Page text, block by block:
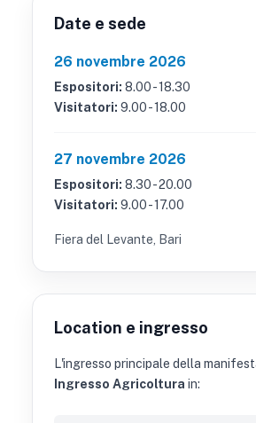
Date e sede
26 novembre 2026
Espositori: 8.00 - 18.30
Visitatori: 9.00 - 18.00
27 novembre 2026
Espositori: 8.30 - 20.00
Visitatori: 9.00 - 17.00
Fiera del Levante, Bari
Location e ingresso
L'ingresso principale della
Ingresso Agricoltura in: